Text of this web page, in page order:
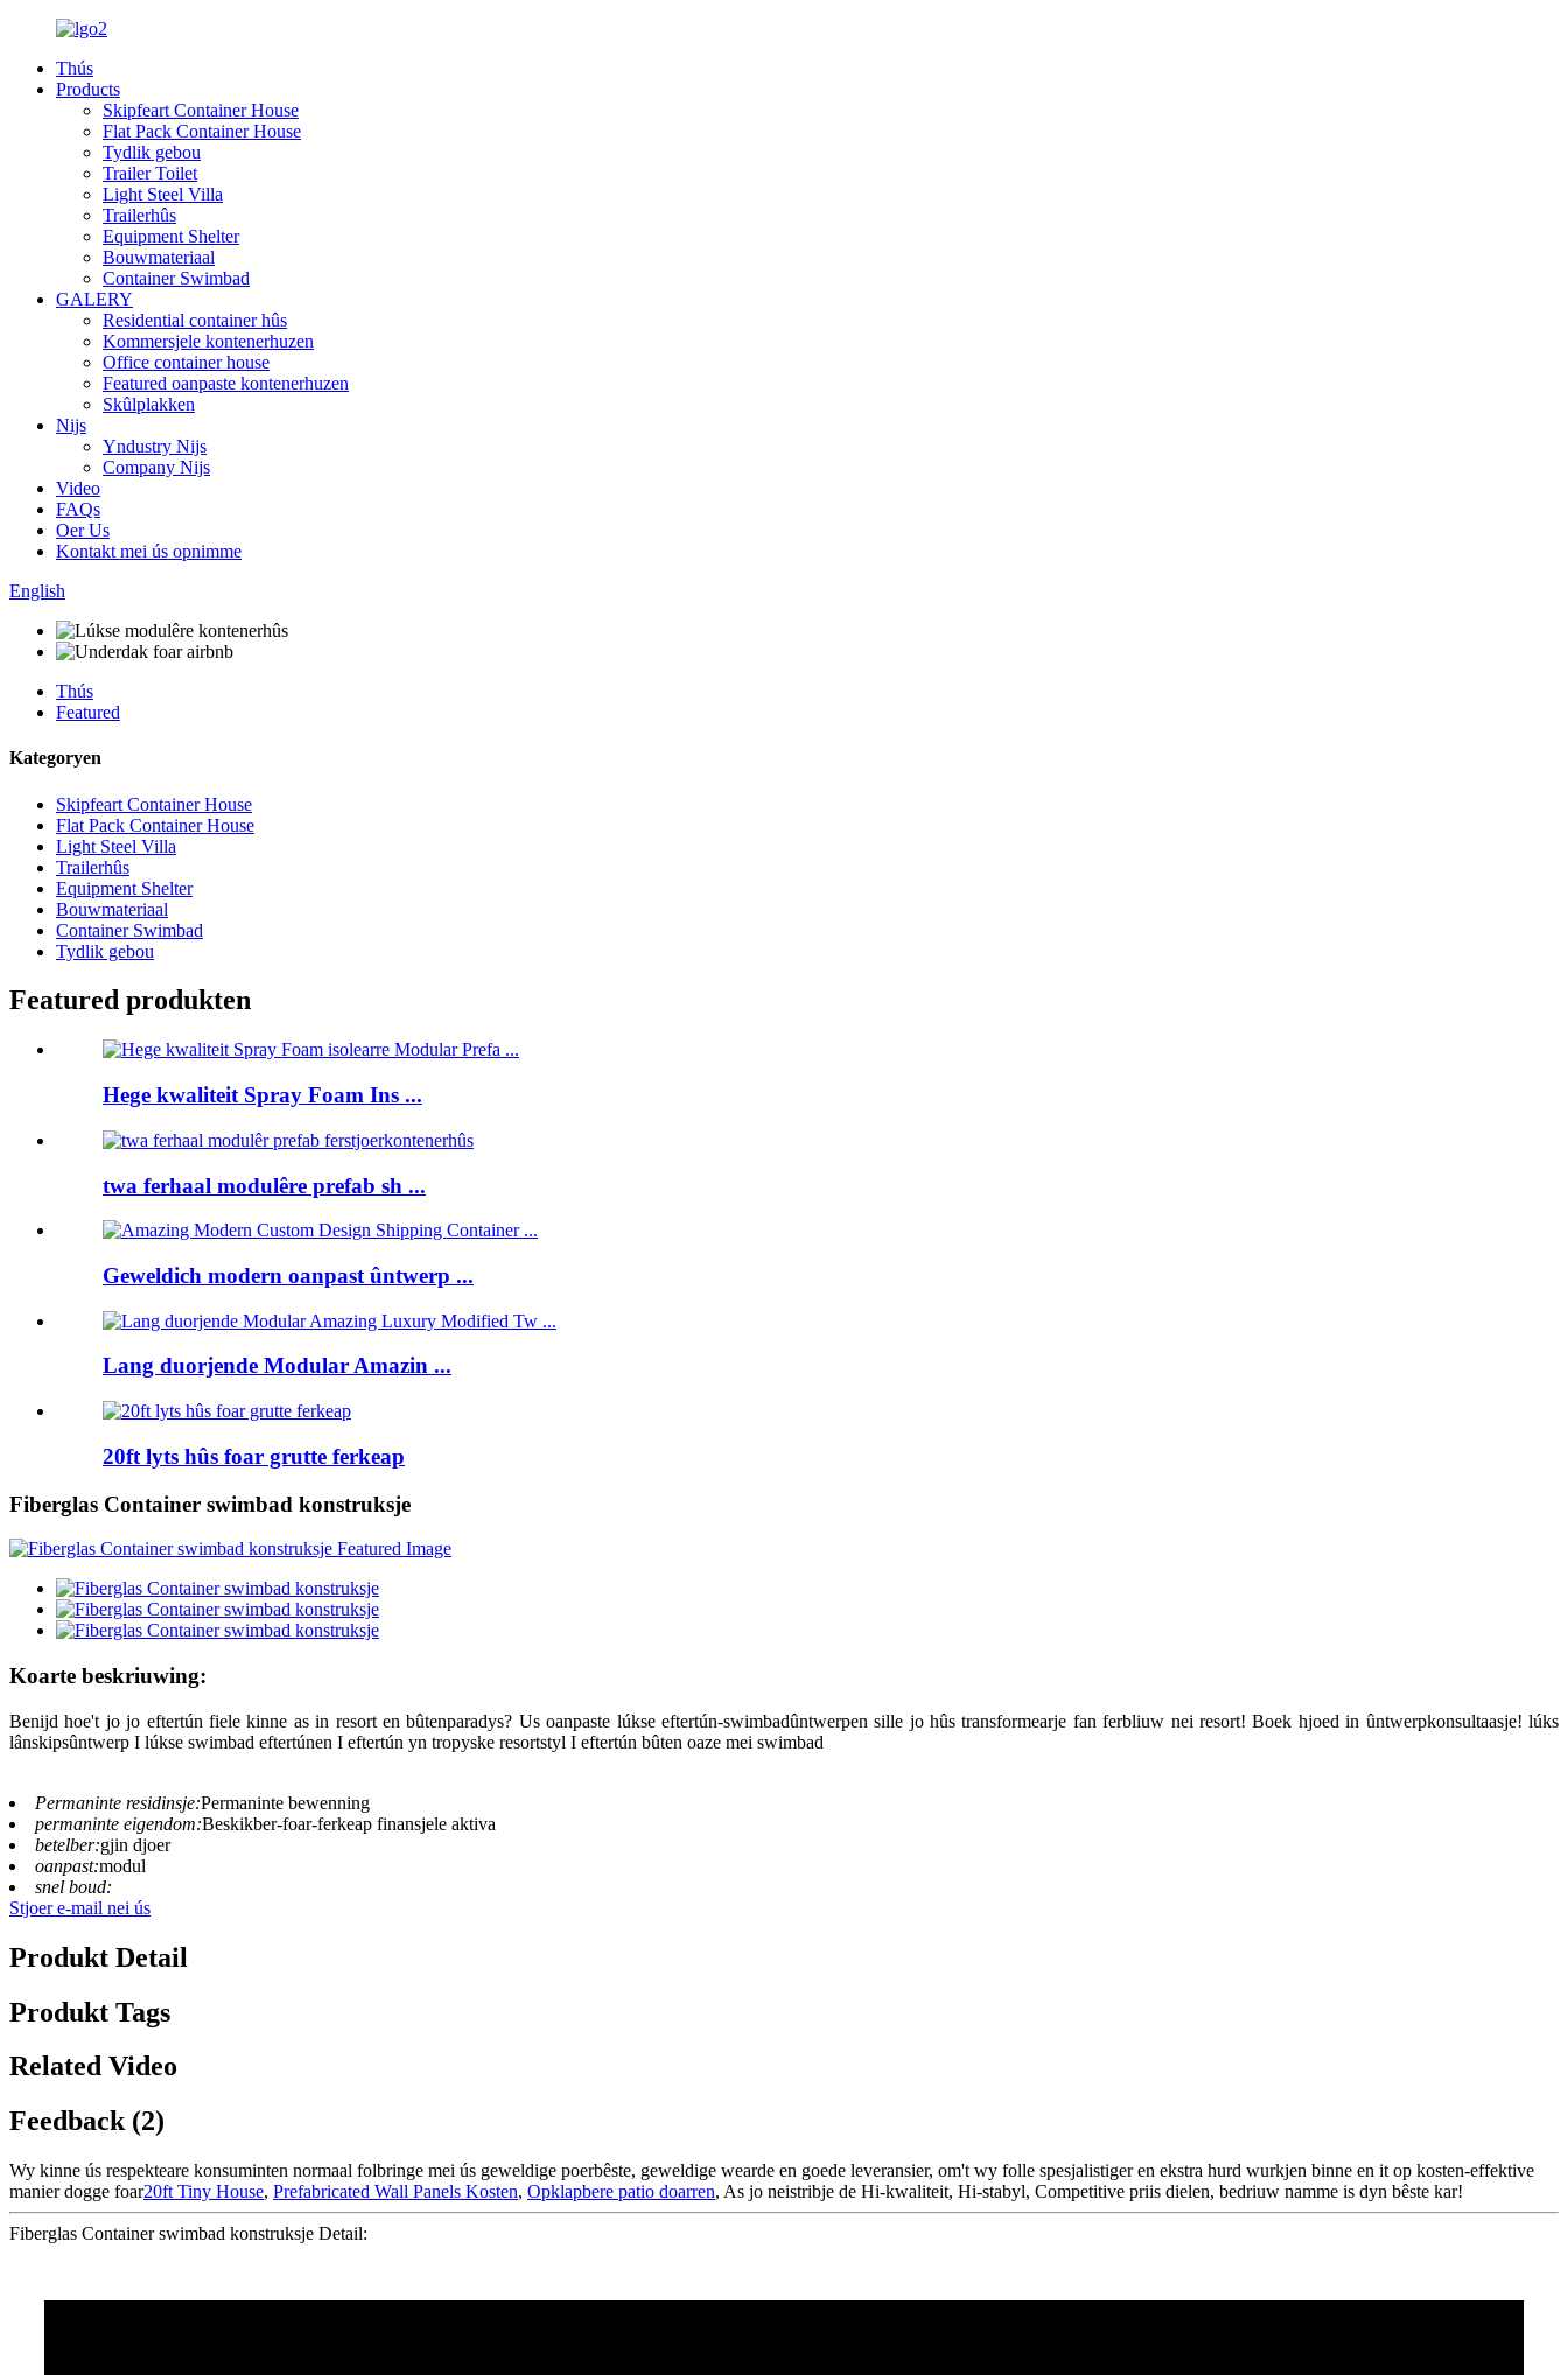
Thús
Products
Skipfeart Container House
Flat Pack Container House
Tydlik gebou
Trailer Toilet
Light Steel Villa
Trailerhûs
Equipment Shelter
Bouwmateriaal
Container Swimbad
GALERY
Residential container hûs
Kommersjele kontenerhuzen
Office container house
Featured oanpaste kontenerhuzen
Skûlplakken
Nijs
Yndustry Nijs
Company Nijs
Video
FAQs
Oer Us
Kontakt mei ús opnimme
English
Thús
Featured
Kategoryen
Skipfeart Container House
Flat Pack Container House
Light Steel Villa
Trailerhûs
Equipment Shelter
Bouwmateriaal
Container Swimbad
Tydlik gebou
Featured produkten
Hege kwaliteit Spray Foam Ins ...
twa ferhaal modulêre prefab sh ...
Geweldich modern oanpast ûntwerp ...
Lang duorjende Modular Amazin ...
20ft lyts hûs foar grutte ferkeap
Fiberglas Container swimbad konstruksje
Koarte beskriuwing:
Benijd hoe't jo jo eftertún fiele kinne as in resort en bûtenparadys? Us oanpaste lúkse eftertún-swimbadûntwerpen sille jo hûs transformearje fan ferbliuw nei resort! Boek hjoed in ûntwerpkonsultaasje! lúks
lânskipsûntwerp I lúkse swimbad eftertúnen I eftertún yn tropyske resortstyl I eftertún bûten oaze mei swimbad
Permaninte residinsje:Permaninte bewenning
permaninte eigendom:Beskikber-foar-ferkeap finansjele aktiva
betelber:gjin djoer
oanpast:modul
snel boud:
Stjoer e-mail nei ús
Produkt Detail
Produkt Tags
Related Video
Feedback (2)
Wy kinne ús respekteare konsuminten normaal folbringe mei ús geweldige poerbêste, geweldige wearde en goede leveransier, om't wy folle spesjalistiger en ekstra hurd wurkjen binne en it op kosten-effektive
manier dogge foar20ft Tiny House, Prefabricated Wall Panels Kosten, Opklapbere patio doarren, As jo ​​neistribje de Hi-kwaliteit, Hi-stabyl, Competitive priis dielen, bedriuw namme is dyn bêste kar!
Fiberglas Container swimbad konstruksje Detail: